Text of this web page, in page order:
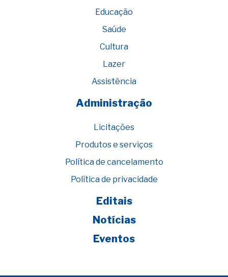
Educação
Saúde
Cultura
Lazer
Assistência
Administração
Licitações
Produtos e serviços
Política de cancelamento
Política de privacidade
Editais
Notícias
Eventos